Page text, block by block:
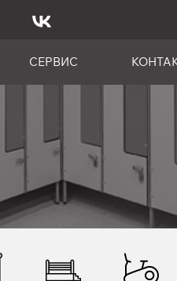
СЕРВИС